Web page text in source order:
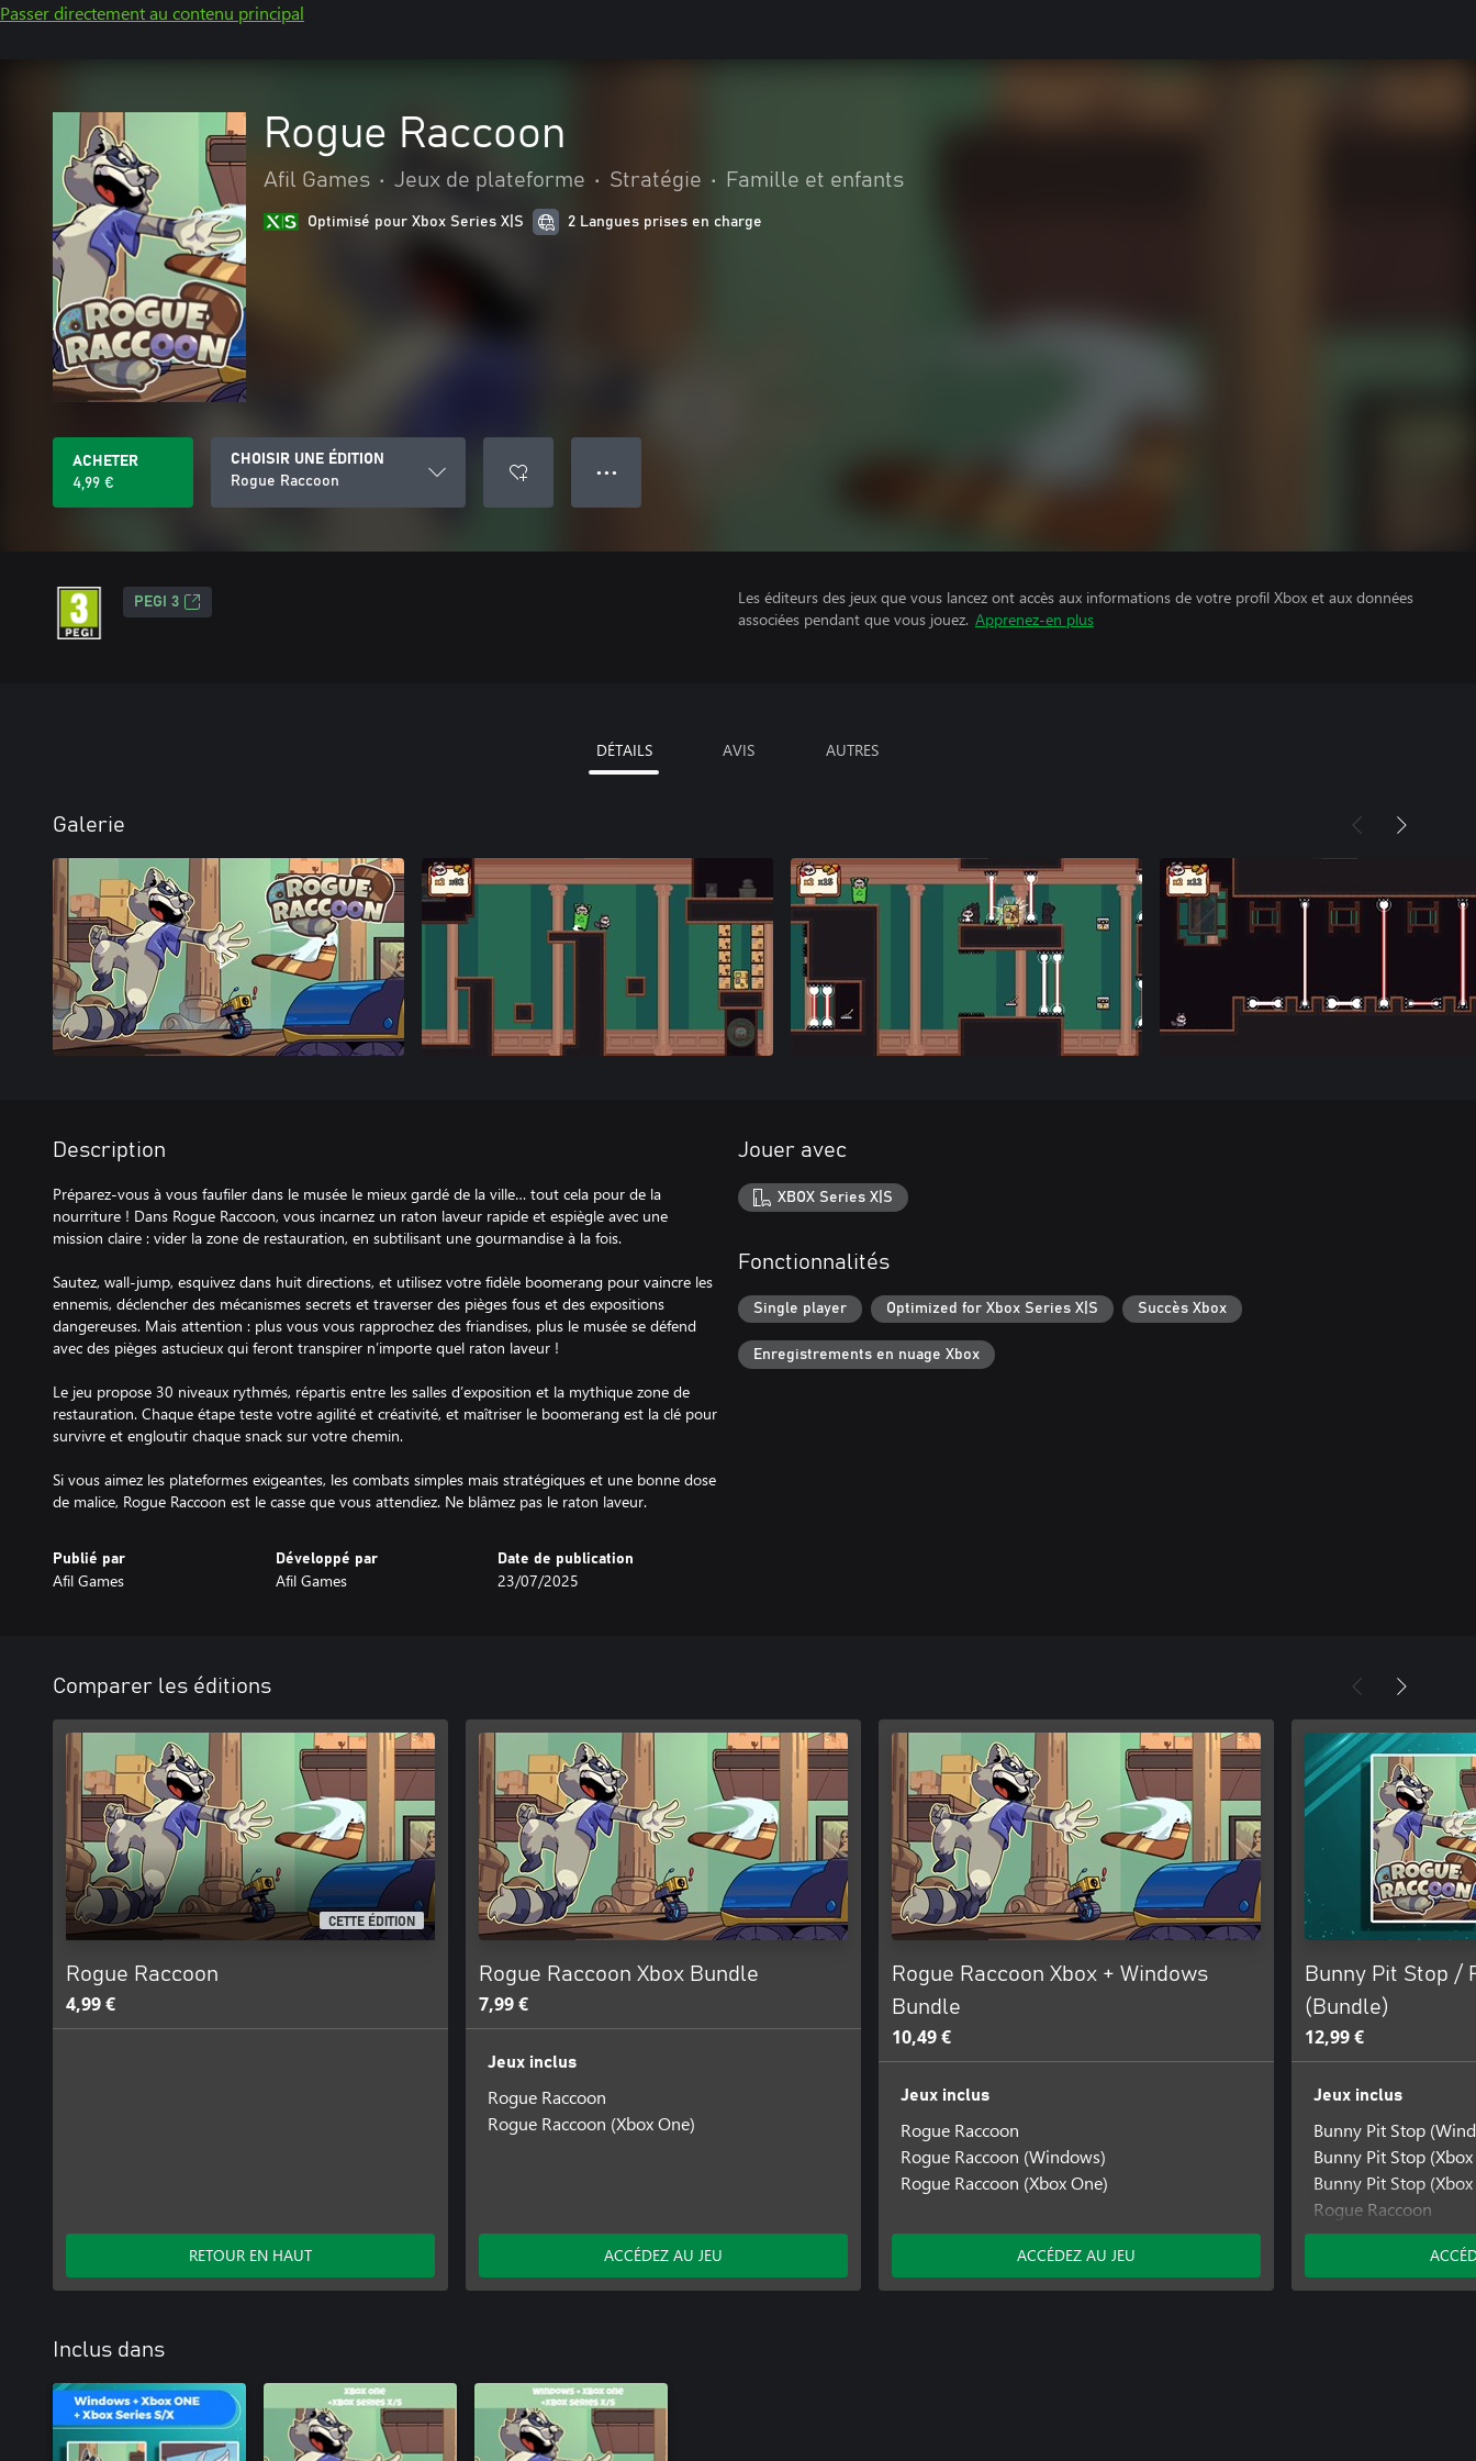
Passer directement au contenu principal
Rogue Raccoon
Afil Games • Jeux de plateforme • Stratégie • Famille et enfants
Optimisé pour Xbox Series X|S 2 Langues prises en charge
ACHETER
4,99 €
CHOISIR UNE ÉDITION
Rogue Raccoon
● ● ●
PEGI 3
Les éditeurs des jeux que vous lancez ont accès aux informations de votre profil Xbox et aux données
associées pendant que vous jouez. Apprenez-en plus
DÉTAILS AVIS AUTRES
Galerie
Description
Préparez-vous à vous faufiler dans le musée le mieux gardé de la ville… tout cela pour de la
nourriture ! Dans Rogue Raccoon, vous incarnez un raton laveur rapide et espiègle avec une
mission claire : vider la zone de restauration, en subtilisant une gourmandise à la fois.
Sautez, wall-jump, esquivez dans huit directions, et utilisez votre fidèle boomerang pour vaincre les
ennemis, déclencher des mécanismes secrets et traverser des pièges fous et des expositions
dangereuses. Mais attention : plus vous vous rapprochez des friandises, plus le musée se défend
avec des pièges astucieux qui feront transpirer n’importe quel raton laveur !
Le jeu propose 30 niveaux rythmés, répartis entre les salles d’exposition et la mythique zone de
restauration. Chaque étape teste votre agilité et créativité, et maîtriser le boomerang est la clé pour
survivre et engloutir chaque snack sur votre chemin.
Si vous aimez les plateformes exigeantes, les combats simples mais stratégiques et une bonne dose
de malice, Rogue Raccoon est le casse que vous attendiez. Ne blâmez pas le raton laveur.
Publié par
Afil Games
Développé par
Afil Games
Date de publication
23/07/2025
Jouer avec
XBOX Series X|S
Fonctionnalités
Single player Optimized for Xbox Series X|S Succès Xbox
Enregistrements en nuage Xbox
Comparer les éditions
CETTE ÉDITION
Rogue Raccoon
4,99 €
RETOUR EN HAUT
Rogue Raccoon Xbox Bundle
7,99 €
Jeux inclus
Rogue Raccoon
Rogue Raccoon (Xbox One)
ACCÉDEZ AU JEU
Rogue Raccoon Xbox + Windows
Bundle
10,49 €
Jeux inclus
Rogue Raccoon
Rogue Raccoon (Windows)
Rogue Raccoon (Xbox One)
ACCÉDEZ AU JEU
Bunny Pit Stop /
(Bundle)
12,99 €
Jeux inclus
Bunny Pit Stop
Bunny Pit Stop
Bunny Pit Stop
Rogue Raccoon
Rogue Raccoon
Rogue Raccoon
Inclus dans